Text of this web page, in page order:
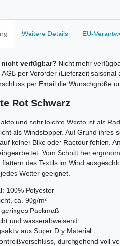
Weitere Details EU-
nicht verfügbar? Nicht mehr
AGB per Vororder (Lieferzeit
per Email die Wunschgröße
Rot Schwarz
und sehr leichte Weste ist als
als Windstopper. Auf Grund ihres
keiner Bike oder Radtour fehlen.
Vom Schnitt her
flattern des Textils im Wind
Wetter geeignet.
100% Polyester
ca. 90g/m²
geringes Packmaß
und wasserabweisend
aus Super Dry Material
durchgehend voll